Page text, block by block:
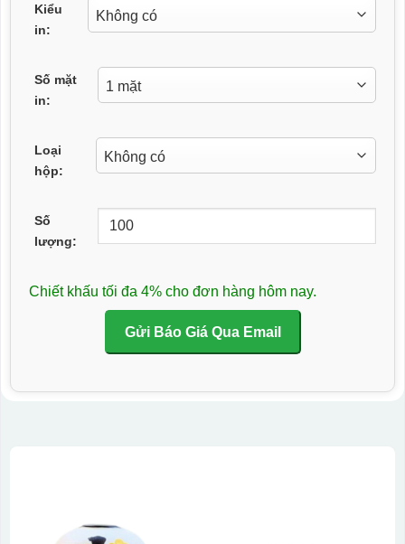
Kiểu
in:
Số mặt
in:
Loại
hộp:
Số
lượng:
Chiết khấu tối đa 4% cho đơn hàng hôm nay.
Gửi Báo Giá Qua Email